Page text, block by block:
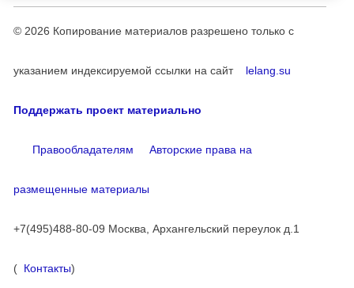
© 2026 Копирование материалов разрешено только с
указанием индексируемой ссылки на сайт lelang.su
Поддержать проект материально
Правообладателям Авторские права на
размещенные материалы
+7(495)488-80-09 Москва, Архангельский переулок д.1
( Контакты)